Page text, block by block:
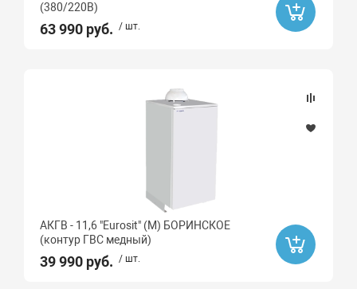
(380/220В)
63 990 руб. / шт.
АКГВ - 11,6 "Eurosit" (М) БОРИНСКОЕ
(контур ГВС медный)
39 990 руб. / шт.